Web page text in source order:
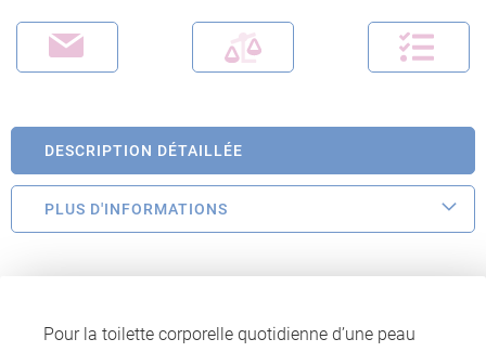
DESCRIPTION DÉTAILLÉE
PLUS D'INFORMATIONS
Pour la toilette corporelle quotidienne d’une peau